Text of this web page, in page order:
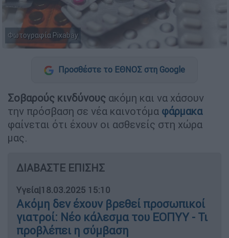
Φωτογραφία Pixabay
Προσθέστε το ΕΘΝΟΣ στη Google
Σοβαρούς κινδύνους ακόμη και να χάσουν
την πρόσβαση σε νέα καινοτόμα φάρμακα
φαίνεται ότι έχουν οι ασθενείς στη χώρα
μας.
ΔΙΑΒΑΣΤΕ ΕΠΙΣΗΣ
Υγεία|18.03.2025 15:10
Ακόμη δεν έχουν βρεθεί προσωπικοί
γιατροί: Νέο κάλεσμα του ΕΟΠΥΥ - Τι
προβλέπει η σύμβαση